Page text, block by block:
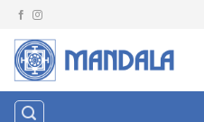
Zum
springen